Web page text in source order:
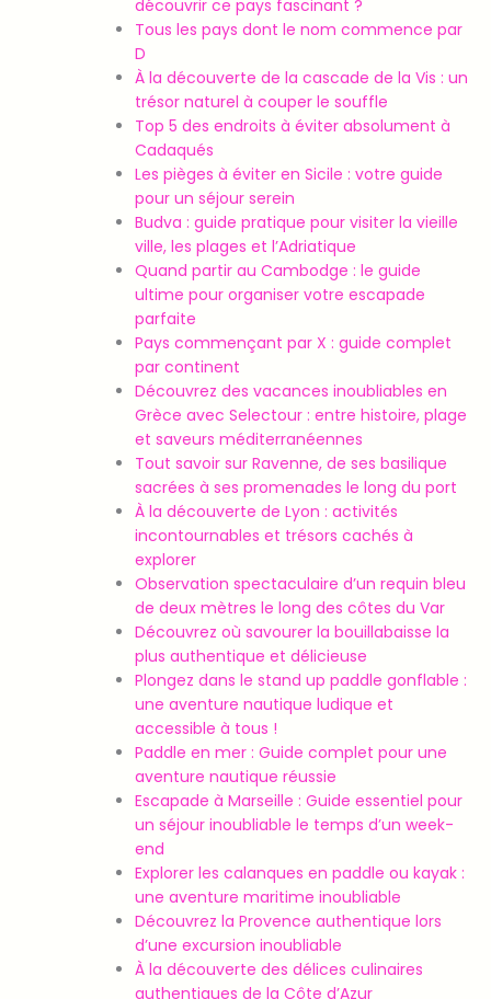
découvrir ce pays fascinant ?
Tous les pays dont le nom commence par
D
À la découverte de la cascade de la Vis : un
trésor naturel à couper le souffle
Top 5 des endroits à éviter absolument à
Cadaqués
Les pièges à éviter en Sicile : votre guide
pour un séjour serein
Budva : guide pratique pour visiter la vieille
ville, les plages et l’Adriatique
Quand partir au Cambodge : le guide
ultime pour organiser votre escapade
parfaite
Pays commençant par X : guide complet
par continent
Découvrez des vacances inoubliables en
Grèce avec Selectour : entre histoire, plage
et saveurs méditerranéennes
Tout savoir sur Ravenne, de ses basilique
sacrées à ses promenades le long du port
À la découverte de Lyon : activités
incontournables et trésors cachés à
explorer
Observation spectaculaire d’un requin bleu
de deux mètres le long des côtes du Var
Découvrez où savourer la bouillabaisse la
plus authentique et délicieuse
Plongez dans le stand up paddle gonflable :
une aventure nautique ludique et
accessible à tous !
Paddle en mer : Guide complet pour une
aventure nautique réussie
Escapade à Marseille : Guide essentiel pour
un séjour inoubliable le temps d’un week-
end
Explorer les calanques en paddle ou kayak :
une aventure maritime inoubliable
Découvrez la Provence authentique lors
d’une excursion inoubliable
À la découverte des délices culinaires
authentiques de la Côte d’Azur